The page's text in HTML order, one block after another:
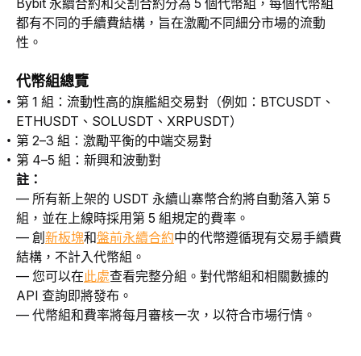
Bybit 永續合約和交割 合約分為 5 個代幣組，每個代幣組
都有不同的手續費結構，旨在激勵不同細分市場的流動
性。
代幣組總覽
第 1 組： 流動性高的旗艦組交易對 （例如：BTCUSDT、
ETHUSDT、SOLUSDT、XRPUSDT）
第 2–3 組： 激勵平衡的中端交易對
第 4–5 組 ：新興和波動對
註：
— 所有新上架的 USDT 永續山寨幣合約將自動落入第 5
組，並在上線時採用第 5 組規定的費率。
— 創 新板塊和盤前永續合約中的代幣遵循現有交易手續費
結構，不計入代幣組。
— 您可以在此處查看完整分組。對代幣組和相關數據的
API 查詢即將發布。
— 代幣組和費率將每月審核一次，以符合市場行情。